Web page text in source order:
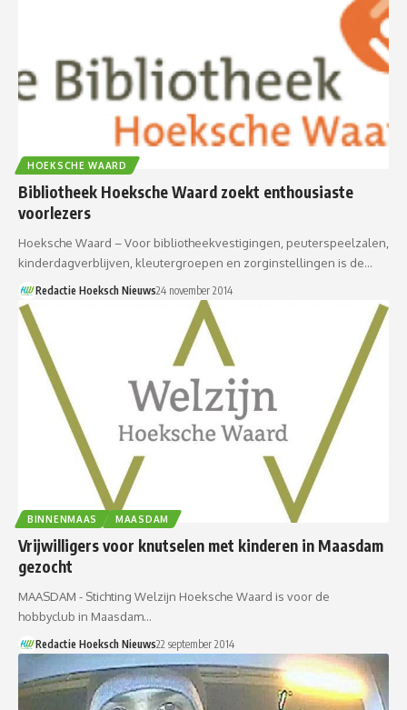
HOEKSCHE WAARD
Bibliotheek Hoeksche Waard zoekt enthousiaste
voorlezers
Hoeksche Waard – Voor bibliotheekvestigingen, peuterspeelzalen,
kinderdagverblijven, kleutergroepen en zorginstellingen is de…
Redactie Hoeksch Nieuws24 november 2014
BINNENMAAS MAASDAM
Vrijwilligers voor knutselen met kinderen in Maasdam
gezocht
MAASDAM - Stichting Welzijn Hoeksche Waard is voor de
hobbyclub in Maasdam…
Redactie Hoeksch Nieuws22 september 2014